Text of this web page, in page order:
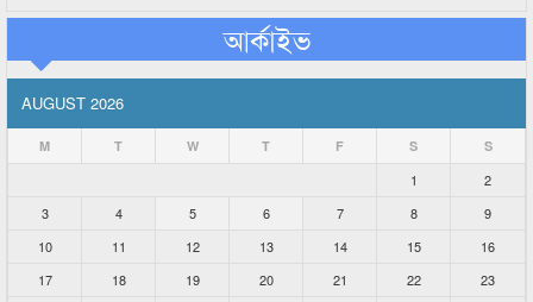
আর্কাইভ
AUGUST 2026
M T W T F S S
1
2
3
4 5 6 7 8
9
10
11 12 13 14 15
16
17
18 19 20 21 22 23